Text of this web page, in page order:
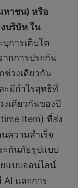
หาชน) หรือ
บริษัท ใน
บุการเติบโต
ากการประกัน
ช่วงเดียวกัน
ะมีกำไรสุทธิที่
งเดียวกันของปี
Item) ที่ส่ง
ความสำเร็จ
กันภัยรูปแบบ
แบบออนไลน์
AI และการ